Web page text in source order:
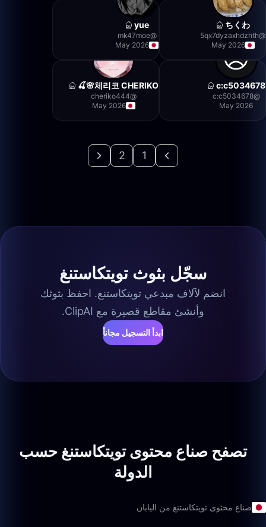
ちくわ
@
5qx7dyzaxhdzhth
May 2026
yue
@
mk47moe
May 2026
c:c5034678
@
c:c5034678
May 2026
체리코 CHERIKO🌸🍒
@
cheriko444
May 2026
1
2
سجّل بثوث تويتكاستنغ
انضم لآلاف مبدعي تويتكاستنغ. احفظ بثوثك
وأنشئ مقاطع قصيرة مع ClipAI.
ابدأ التسجيل مجاناً
تصفح صناع محتوى تويتكاستنغ حسب
الدولة
صناع محتوى تويتكاستنغ من اليابان